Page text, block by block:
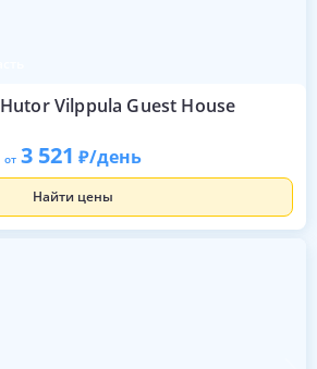
Hutor Vilppula Guest House
от 3 521 /день
Найти цены